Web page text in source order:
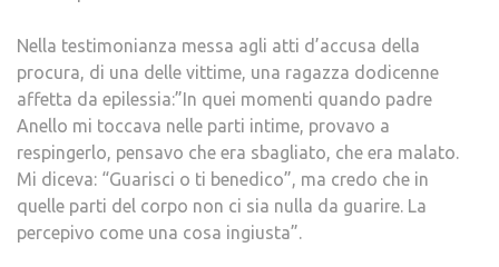
Nella testimonianza messa agli atti d’accusa della
procura, di una delle vittime, una ragazza dodicenne
affetta da epilessia:”In quei momenti quando padre
Anello mi toccava nelle parti intime, provavo a
respingerlo, pensavo che era sbagliato, che era malato.
Mi diceva: “Guarisci o ti benedico”, ma credo che in
quelle parti del corpo non ci sia nulla da guarire. La
percepivo come una cosa ingiusta”.